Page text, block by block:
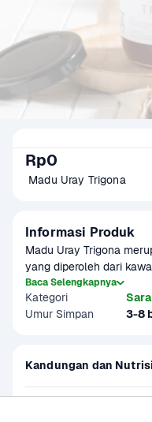
Rp0
Madu Uray Trigona
Informasi Produk
Madu Uray Trigona
yang diperoleh dari
wilayah pegunungan
lestari sehingga tidak
berkualitas tinggi dan
Baca Selengkapnya
Kategori
Umur Simpan
3-8
Kandungan dan Nutrisi